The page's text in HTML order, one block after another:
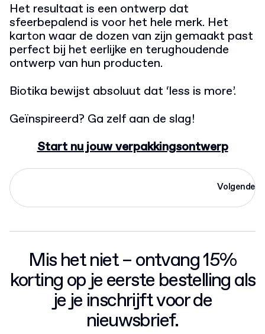
Het resultaat is een ontwerp dat
sfeerbepalend is voor het hele merk. Het
karton waar de dozen van zijn gemaakt past
perfect bij het eerlijke en terughoudende
ontwerp van hun producten.
Biotika bewijst absoluut dat ‘less is more’.
Geïnspireerd? Ga zelf aan de slag!
Start nu jouw verpakkingsontwerp
Volgende
Mis het niet – ontvang 15%
korting op je eerste bestelling als
je je inschrijft voor de
nieuwsbrief.